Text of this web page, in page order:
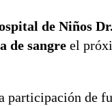
de Niños
de sangre el
de